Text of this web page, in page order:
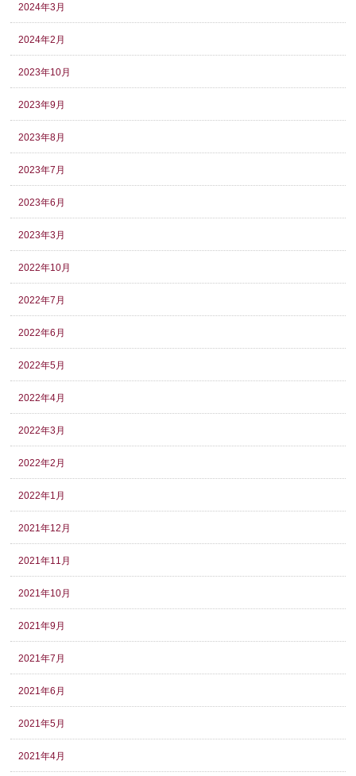
2024年3月
2024年2月
2023年10月
2023年9月
2023年8月
2023年7月
2023年6月
2023年3月
2022年10月
2022年7月
2022年6月
2022年5月
2022年4月
2022年3月
2022年2月
2022年1月
2021年12月
2021年11月
2021年10月
2021年9月
2021年7月
2021年6月
2021年5月
2021年4月